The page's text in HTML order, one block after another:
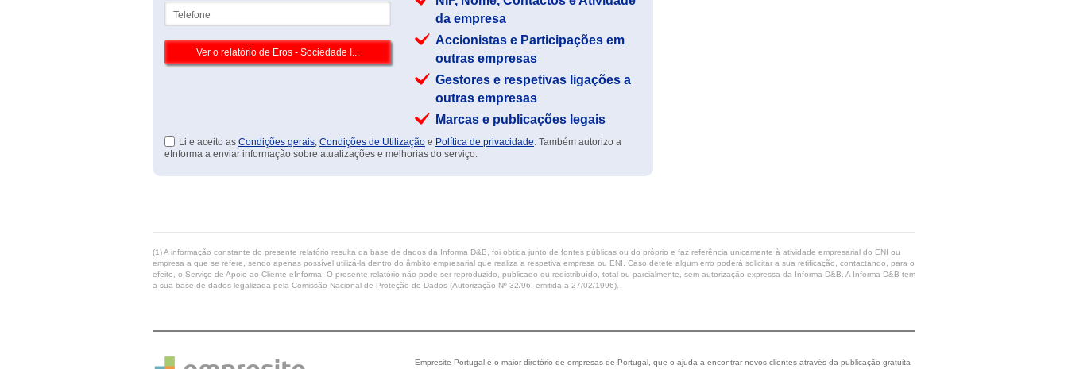
da empresa
Accionistas e Participações em
outras empresas
Gestores e respetivas ligações a
outras empresas
Marcas e publicações legais
Li e aceito as Condições gerais, Condições de Utilização e Política de privacidade. Também autorizo a
eInforma a enviar informação sobre atualizações e melhorias do serviço.
(1) A informação constante do presente relatório resulta da base de dados da Informa D&B, foi obtida junto de fontes públicas ou do próprio e faz referência unicamente à atividade empresarial do ENI ou
empresa a que se refere, sendo apenas possível utilizá-la dentro do âmbito empresarial que realiza a respetiva empresa ou ENI. Caso detete algum erro poderá solicitar a sua retificação, contactando, para o
efeito, o Serviço de Apoio ao Cliente eInforma. O presente relatório não pode ser reproduzido, publicado ou redistribuído, total ou parcialmente, sem autorização expressa da Informa D&B. A Informa D&B tem
a sua base de dados legalizada pela Comissão Nacional de Proteção de Dados (Autorização Nº 32/96, emitida a 27/02/1996).
Empresite Portugal é o maior diretório de empresas de Portugal, que o ajuda a encontrar novos clientes através da publicação gratuita